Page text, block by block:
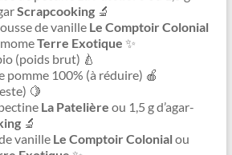
Scrapcooking🔬
de vanille Le Comptoir Colonial
Terre Exotique ✨
(poids brut) 🍐
pomme 100% (à réduire) 🍎
🍋
La Patelière ou 1,5 g d’agar-
🔬
vanille Le Comptoir Colonialou